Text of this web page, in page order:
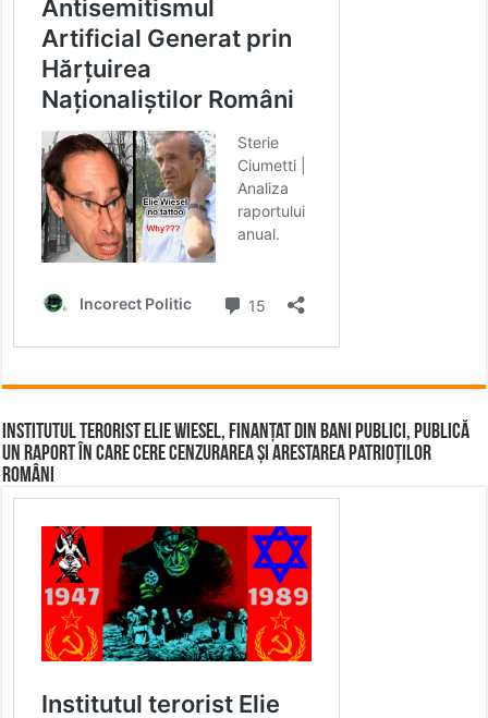
Institutul terorist Elie Wiesel, finanțat din bani publici, publică
un raport în care cere cenzurarea și arestarea patrioților
români